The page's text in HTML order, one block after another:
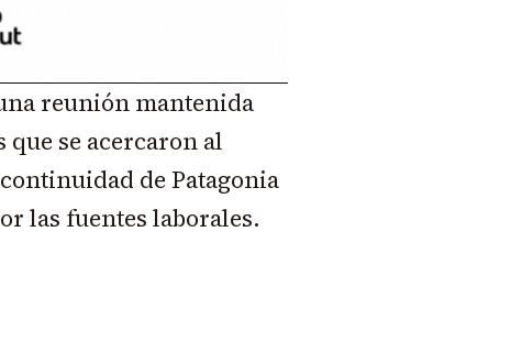
reunión mantenida
se acercaron al
de Patagonia
las fuentes laborales.